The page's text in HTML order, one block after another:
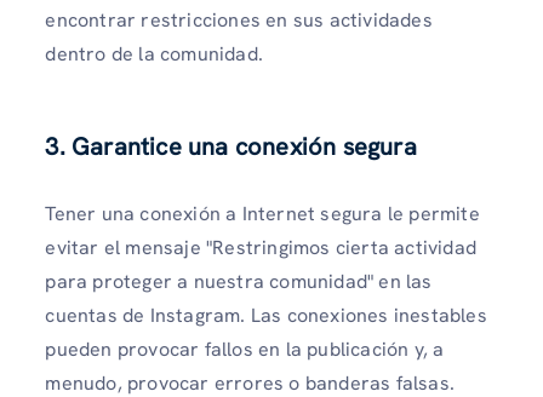
encontrar restricciones en sus actividades
dentro de la comunidad.
3. Garantice una conexión segura
Tener una conexión a Internet segura le permite
evitar el mensaje "Restringimos cierta actividad
para proteger a nuestra comunidad" en las
cuentas de Instagram. Las conexiones inestables
pueden provocar fallos en la publicación y, a
menudo, provocar errores o banderas falsas.